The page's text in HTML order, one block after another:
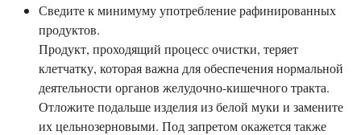
Сведите к минимуму употребление рафинированных
продуктов.
Продукт, проходящий процесс очистки, теряет
клетчатку, которая важна для обеспечения нормальной
деятельности органов желудочно-кишечного тракта.
Отложите подальше изделия из белой муки и замените
их цельнозерновыми. Под запретом окажется также